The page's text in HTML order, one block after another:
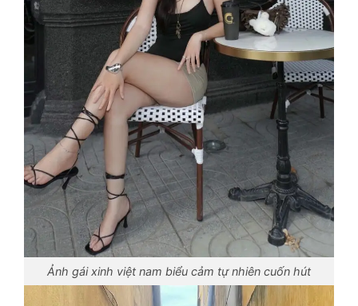
Ảnh gái xinh việt nam biểu cảm tự nhiên cuốn hút